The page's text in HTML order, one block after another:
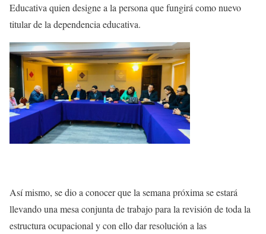
Educativa quien designe a la persona que fungirá como nuevo
titular de la dependencia educativa.
Así mismo, se dio a conocer que la semana próxima se estará
llevando una mesa conjunta de trabajo para la revisión de toda la
estructura ocupacional y con ello dar resolución a las